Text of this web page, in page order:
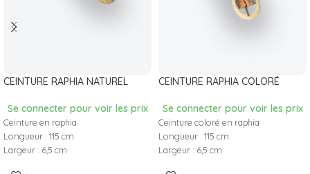
CEINTURE RAPHIA NATUREL
Se connecter pour voir les prix
Ceinture en raphia
Longueur : 115 cm
Largeur : 6,5 cm
CEINTURE RAPHIA COLORÉ
Se connecter pour voir les prix
Ceinture coloré en raphia
Longueur : 115 cm
Largeur : 6,5 cm